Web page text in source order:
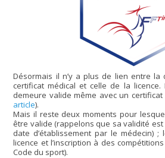
Désormais il n’y a plus de lien entre la
certificat médical et celle de la licence.
demeure valide même avec un
article).
Mais il reste deux moments pour
être valide (rappelons que sa validité est
date d’établissement par le médecin)
licence et l’inscription à des
Code du sport).